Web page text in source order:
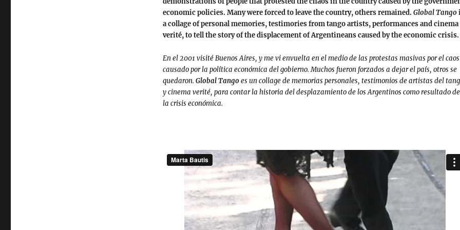
economic policies. Many were forced to leave the country, others remained. Global Tango
a collage of personal memories, testimories from tango artists, performances and cinema
verité, to tell the story of the displacement of Argentineans caused by the economic crisis.
En el 2001 visité Buenos Aires, y me vi envuelta en el medio de las protestas masivas por el caos
causado por la política económica del gobierno. Muchos fueron forzados a dejar el país, otros se
quedaron. Global Tangoes un collage de memorias personales, testimonios de artistas del
y cinema verité, para contar la historia del desplazamiento de los Argentinos como resultado de
la crisis económica.